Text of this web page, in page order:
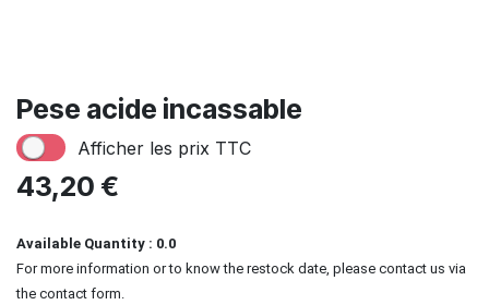
Pese acide incassable
Afficher les prix TTC
43,20 €
Available Quantity : 0.0
For more information or to know the restock date, please contact us via
the contact form.